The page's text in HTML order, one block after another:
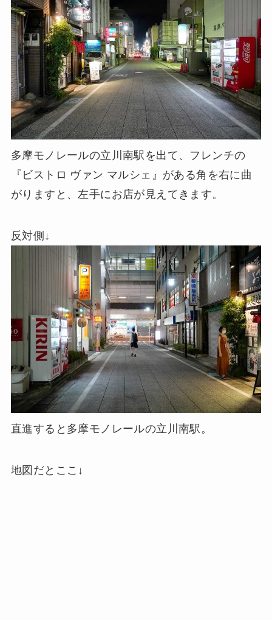
多摩モノレールの立川南駅を出て、フレンチの
『ビストロ ヴァン マルシェ』がある角を右に曲
がりますと、左手にお店が見えてきます。
反対側↓
直進すると多摩モノレールの立川南駅。
地図だとここ↓